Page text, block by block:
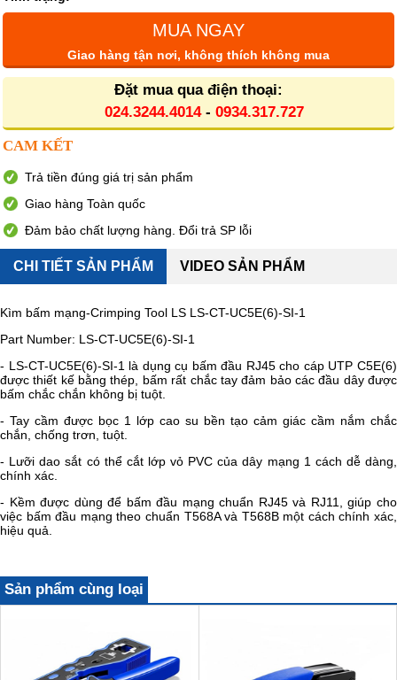
MUA NGAY
Giao hàng tận nơi, không thích không mua
Đặt mua qua điện thoại:
024.3244.4014- 0934.317.727
CAM KẾT
Trả tiền đúng giá trị sản phẩm
Giao hàng Toàn quốc
Đảm bảo chất lượng hàng. Đổi trả SP lỗi
CHI TIẾT SẢN PHẨM VIDEO SẢN PHẨM
Kìm bấm mạng-Crimping Tool LS LS-CT-UC5E(6)-SI-1
Part Number: LS-CT-UC5E(6)-SI-1
- LS-CT-UC5E(6)-SI-1 là dụng cụ bấm đầu RJ45 cho cáp UTP C5E(6)
được thiết kế bằng thép, bấm rất chắc tay đảm bảo các đầu dây được
bấm chắc chắn không bị tuột.
- Tay cầm được bọc 1 lớp cao su bền tạo cảm giác cầm nắm chắc
chắn, chống trơn, tuột.
- Lưỡi dao sắt có thể cắt lớp vỏ PVC của dây mạng 1 cách dễ dàng,
chính xác.
- Kềm được dùng để bấm đầu mạng chuẩn RJ45 và RJ11, giúp cho
việc bấm đầu mạng theo chuẩn T568A và T568B một cách chính xác,
hiệu quả.
Sản phẩm cùng loại